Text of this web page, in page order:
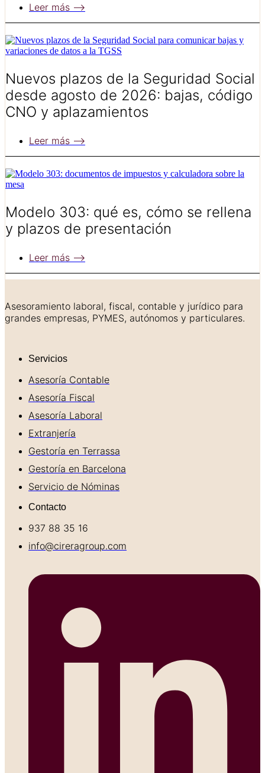
Leer más ⟶
Nuevos plazos de la Seguridad Social
desde agosto de 2026: bajas, código
CNO y aplazamientos
Leer más ⟶
Modelo 303: qué es, cómo se rellena
y plazos de presentación
Leer más ⟶
Asesoramiento laboral, fiscal, contable y jurídico para
grandes empresas, PYMES, autónomos y particulares.
Servicios
Asesoría Contable
Asesoría Fiscal
Asesoría Laboral
Extranjería
Gestoría en Terrassa
Gestoría en Barcelona
Servicio de Nóminas
Contacto
937 88 35 16
info@cireragroup.com